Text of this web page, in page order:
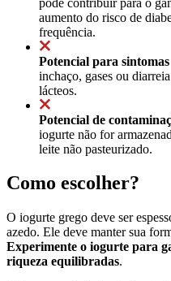
aumento do risco de
frequência.
Potencial para
inchaço, gases ou
lácteos.
Potencial de
iogurte não for
leite não pasteurizado.
Como escolher?
O iogurte grego deve ser
azedo. Ele deve manter sua
Experimente o iogurte para
riqueza equilibradas.